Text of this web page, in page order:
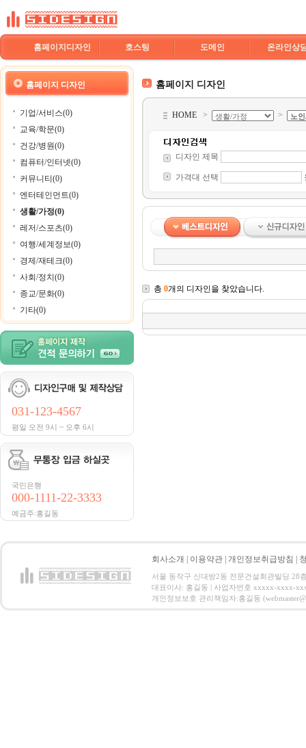
홈페이지디자인 호스팅 도메인 온라인상
홈페이지 디자인
기업/서비스(0)
교육/학문(0)
건강/병원(0)
컴퓨터/인터넷(0)
커뮤니티(0)
엔터테인먼트(0)
생활/가정(0)
레저/스포츠(0)
여행/세계정보(0)
경제/재테크(0)
사회/정치(0)
종교/문화(0)
기타(0)
031-123-4567
평일 오전 9시 ~ 오후 6시
국민은행
000-1111-22-3333
예금주:홍길동
홈페이지 디자인
HOME > >
디자인 제목
가격대 선택
총 0개의 디자인을 찾았습니다.
회사소개 이용약관 개인정보취급방침
서울 동작구 신대방2동 전문건설회관빌딩 28
대표이사: 홍길동 | 사업자번호 xxxxx-xxxx-
개인정보보호 관리책임자:홍길동